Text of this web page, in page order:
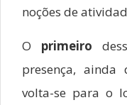
noções de
O primeiro
presença,
volta-se para o